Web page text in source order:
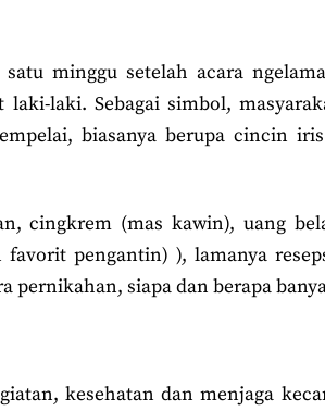
minggu setelah acara
laki. Sebagai simbol,
biasanya berupa cincin
cingkrem (mas kawin), uang
pengantin) ), lamanya
pernikahan, siapa dan berapa
kesehatan dan menjaga